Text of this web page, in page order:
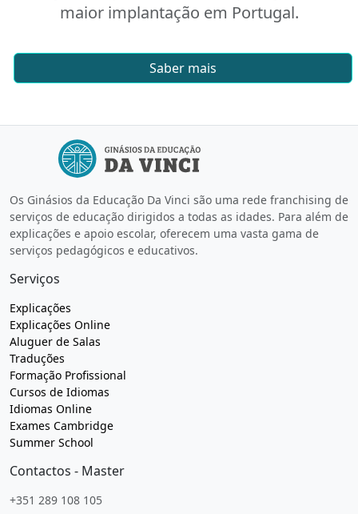
maior implantação em Portugal.
Saber mais
Os Ginásios da Educação Da Vinci são uma rede franchising de
serviços de educação dirigidos a todas as idades. Para além de
explicações e apoio escolar, oferecem uma vasta gama de
serviços pedagógicos e educativos.
Serviços
Explicações
Explicações Online
Aluguer de Salas
Traduções
Formação Profissional
Cursos de Idiomas
Idiomas Online
Exames Cambridge
Summer School
Contactos - Master
+351 289 108 105